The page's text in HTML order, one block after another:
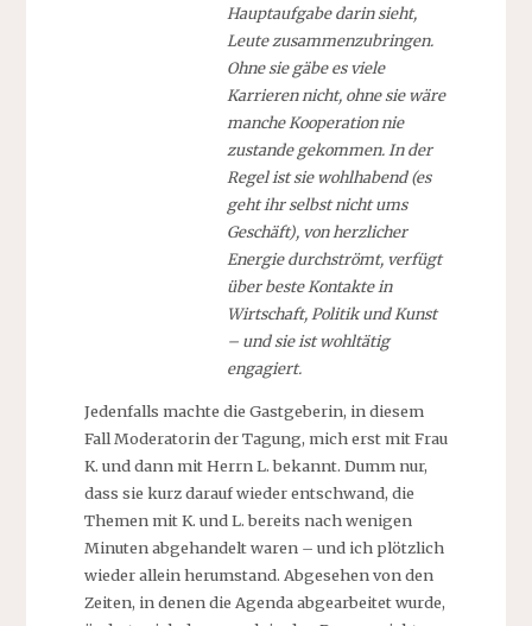
Hauptaufgabe darin sieht,
Leute zusammenzubringen.
Ohne sie gäbe es viele
Karrieren nicht, ohne sie wäre
manche Kooperation nie
zustande gekommen. In der
Regel ist sie wohlhabend (es
geht ihr selbst nicht ums
Geschäft), von herzlicher
Energie durchströmt, verfügt
über beste Kontakte in
Wirtschaft, Politik und Kunst
– und sie ist wohltätig
engagiert.
Jedenfalls machte die Gastgeberin, in diesem
Fall Moderatorin der Tagung, mich erst mit Frau
K. und dann mit Herrn L. bekannt. Dumm nur,
dass sie kurz darauf wieder entschwand, die
Themen mit K. und L. bereits nach wenigen
Minuten abgehandelt waren – und ich plötzlich
wieder allein herumstand. Abgesehen von den
Zeiten, in denen die Agenda abgearbeitet wurde,